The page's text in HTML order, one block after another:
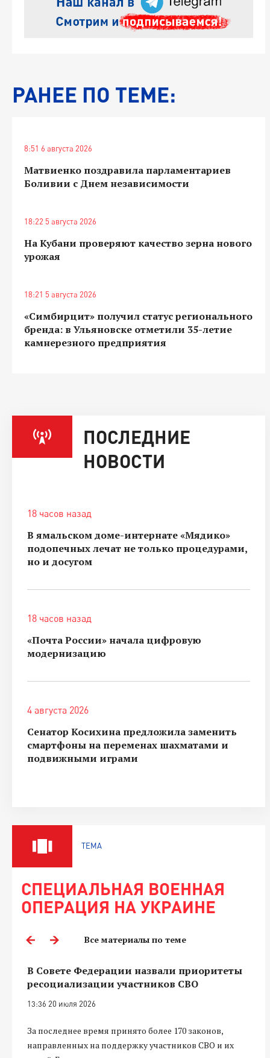
РАНЕЕ ПО ТЕМЕ:
8:51 6 августа 2026
Матвиенко поздравила парламентариев
Боливии с Днем независимости
18:22 5 августа 2026
На Кубани проверяют качество зерна нового
урожая
18:21 5 августа 2026
«Симбирцит» получил статус регионального
бренда: в Ульяновске отметили 35-летие
камнерезного предприятия
ПОСЛЕДНИЕ
НОВОСТИ
18 часов назад
В ямальском доме-интернате «Мядико»
подопечных лечат не только процедурами,
но и досугом
18 часов назад
«Почта России» начала цифровую
модернизацию
4 августа 2026
Сенатор Косихина предложила заменить
смартфоны на переменах шахматами и
подвижными играми
ТЕМА
СПЕЦИАЛЬНАЯ ВОЕННАЯ
ОПЕРАЦИЯ НА УКРАИНЕ
Все материалы по теме
В Совете Федерации назвали приоритеты
ресоциализации участников СВО
13:36 20 июля 2026
За последнее время принято более 170 законов,
направленных на поддержку участников СВО и их